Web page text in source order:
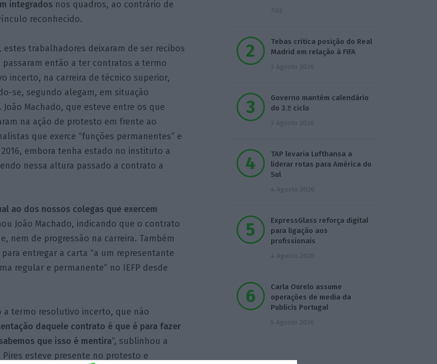
integrados nos quadros, ao contrário de
reconhecido.
estes trabalhadores deixaram de ser recibos
passaram então a ter contratos a termo
incerto, na carreira de técnico superior,
se, segundo alegam, em situação
João Machado, que esteve entre os que
na ação de protesto em frente ao
que exerce “funções permanentes” e
embora tenha estado no instituto a
nessa altura passado a contrato a
ao dos nossos colegas que exercem
João Machado, indicando que o contrato
nem de progressão na carreira. Também
entregar a carta “a um representante
regular e permanente” no IEFP desde
a termo resolutivo incerto, que não
daquele contrato é que é para fazer
que isso é mentira“, sublinhou a
esteve presente no protesto e
7:02
Tebas critica posição do Real
Madrid em relação à FIFA
3 Agosto 2026
Governo mantém calendário
do 3.º ciclo
3 Agosto 2026
TAP levaria Lufthansa a
liderar rotas para América do
Sul
4 Agosto 2026
ExpressGlass reforça digital
para ligação aos
profissionais
4 Agosto 2026
Carla Ourelo assume
operações de media da
Publicis Portugal
5 Agosto 2026